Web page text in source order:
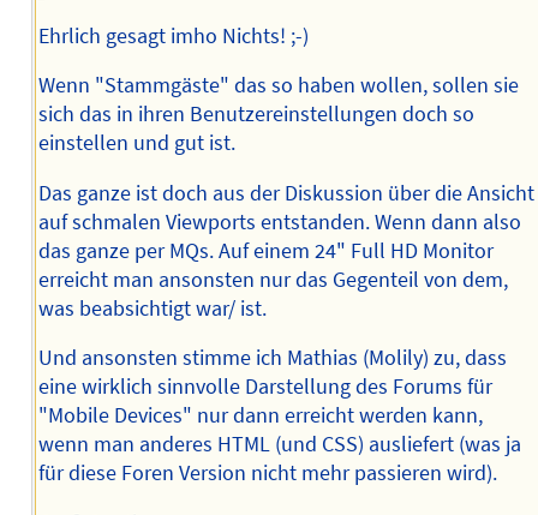
Ehrlich gesagt imho Nichts! ;-)
Wenn "Stammgäste" das so haben wollen, sollen sie
sich das in ihren Benutzereinstellungen doch so
einstellen und gut ist.
Das ganze ist doch aus der Diskussion über die Ansicht
auf schmalen Viewports entstanden. Wenn dann also
das ganze per MQs. Auf einem 24" Full HD Monitor
erreicht man ansonsten nur das Gegenteil von dem,
was beabsichtigt war/ ist.
Und ansonsten stimme ich Mathias (Molily) zu, dass
eine wirklich sinnvolle Darstellung des Forums für
"Mobile Devices" nur dann erreicht werden kann,
wenn man anderes HTML (und CSS) ausliefert (was ja
für diese Foren Version nicht mehr passieren wird).